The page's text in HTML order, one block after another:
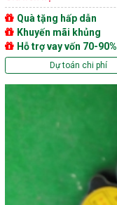
Quà tặng hấp dẫn
Khuyến mãi khủng
Hỗ trợ vay vốn 70-90%
Dự toán chi phí